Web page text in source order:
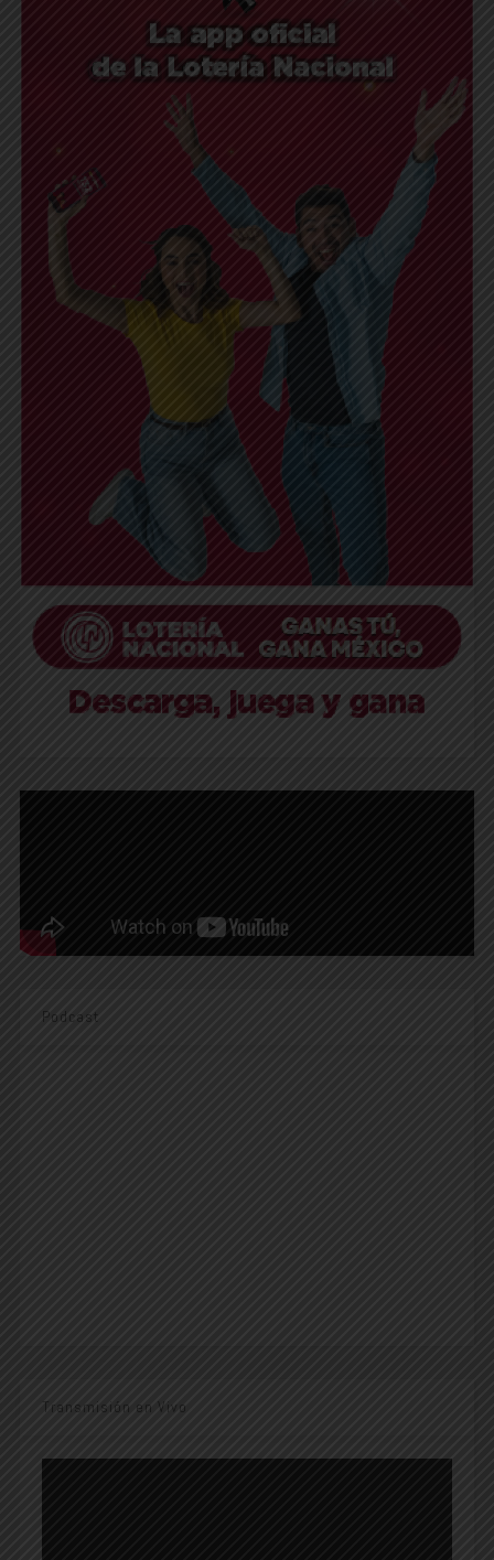
Podcast
Transmisión en Vivo